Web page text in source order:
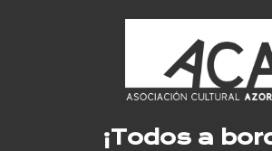
¡Todos a